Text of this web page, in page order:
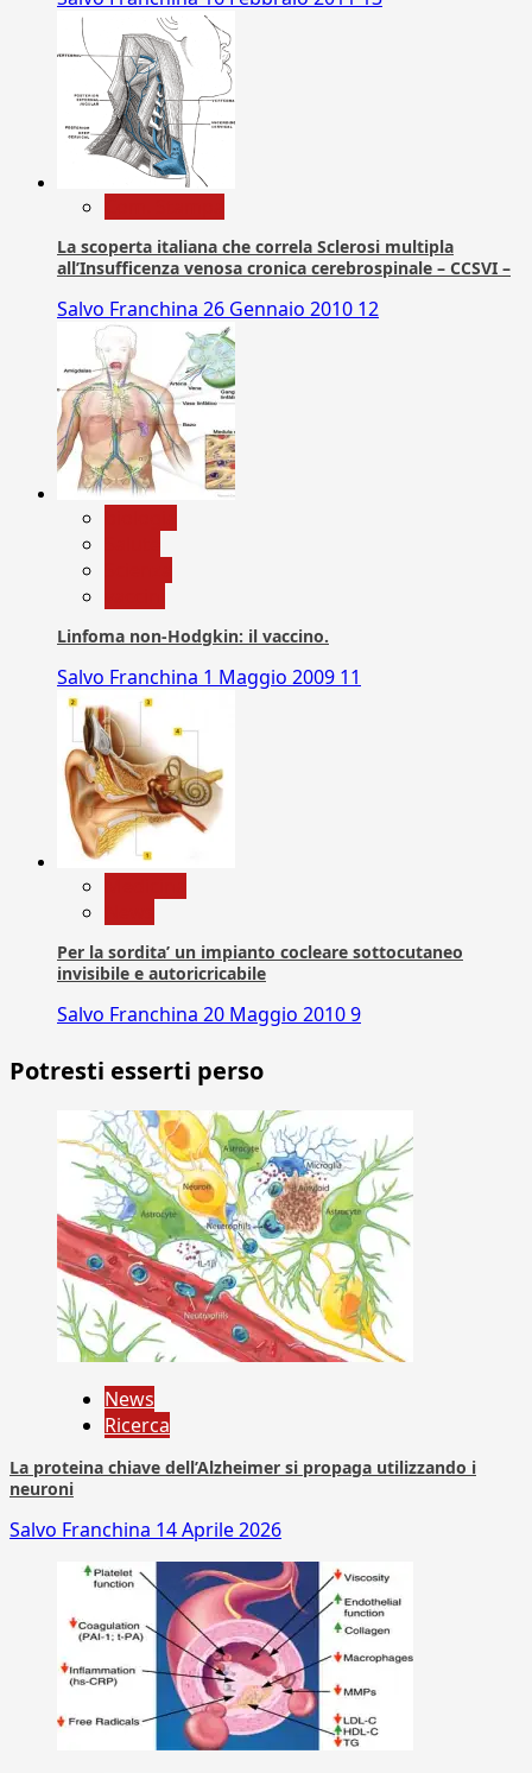
La scoperta italiana che correla Sclerosi multipla
all’Insufficenza venosa cronica cerebrospinale – CCSVI –
Salvo Franchina 26 Gennaio 2010 12
Linfoma non-Hodgkin: il vaccino.
Salvo Franchina 1 Maggio 2009 11
Per la sordita’ un impianto cocleare sottocutaneo
invisibile e autoricricabile
Salvo Franchina 20 Maggio 20109
Potresti esserti perso
News
Ricerca
La proteina chiave dell’Alzheimer si propaga utilizzando i
neuroni
Salvo Franchina 14 Aprile 2026